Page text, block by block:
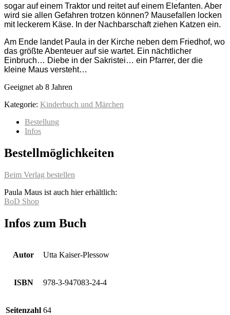
sogar auf einem Traktor und reitet auf einem Elefanten. Aber
wird sie allen Gefahren trotzen können? Mausefallen locken
mit leckerem Käse. In der Nachbarschaft ziehen Katzen ein.
Am Ende landet Paula in der Kirche neben dem Friedhof, wo
das größte Abenteuer auf sie wartet. Ein nächtlicher
Einbruch… Diebe in der Sakristei… ein Pfarrer, der die
kleine Maus versteht…
Geeignet ab 8 Jahren
Kategorie: Kinderbuch und Märchen
Bestellung
Infos
Bestellmöglichkeiten
Beim Verlag bestellen
Paula Maus ist auch hier erhältlich:
BoD Shop
Infos zum Buch
Autor Utta Kaiser-Plessow
ISBN 978-3-947083-24-4
Seitenzahl 64